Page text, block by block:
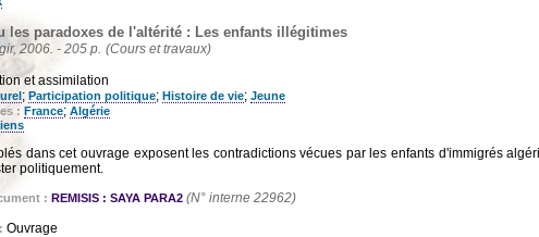
les paradoxes de l'altérité : Les enfants illégitimes
2006. - 205 p. (Cours et travaux)
et assimilation
; Participation politique; Histoire de vie; Jeune
: France; Algérie
dans cet ouvrage exposent les contradictions vécues par les enfants d'immigrés
politiquement.
: REMISIS : SAYA PARA2 (N° interne 22962)
Ouvrage